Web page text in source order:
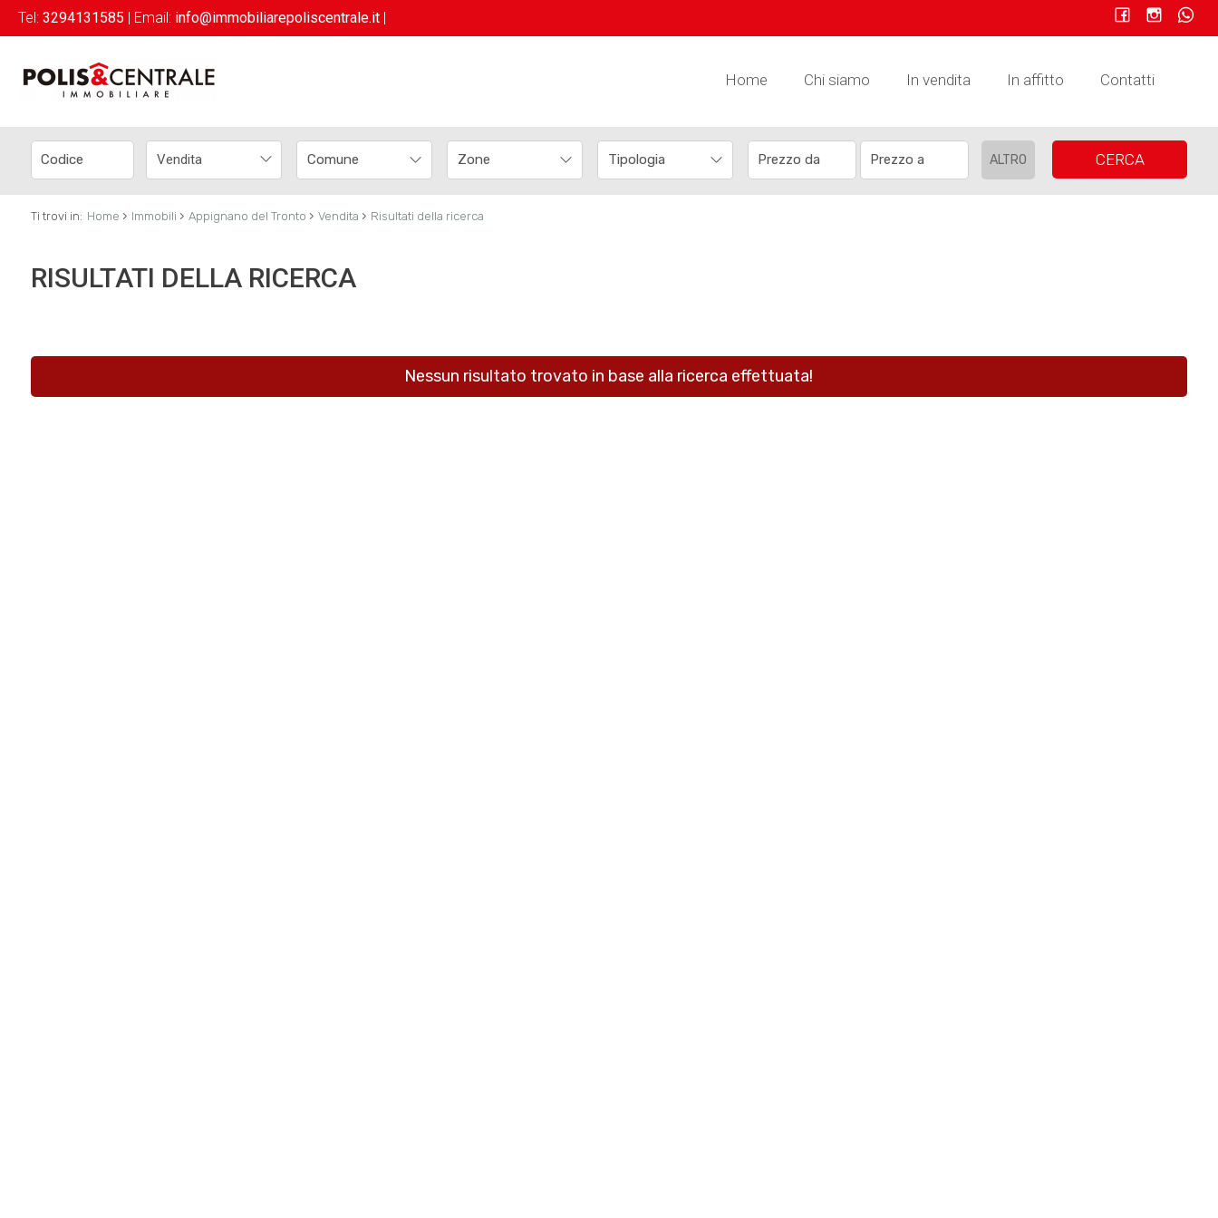
Home Chi siamo In vendita In affitto Contatti
Tel: 3294131585 | Email: info@immobiliarepoliscentrale.it |
Vendita ALTRO CERCA
Ti trovi in: Home › Immobili › Appignano del Tronto › Vendita › Risultati della ricerca
RISULTATI DELLA RICERCA
Nessun risultato trovato in base alla ricerca effettuata!